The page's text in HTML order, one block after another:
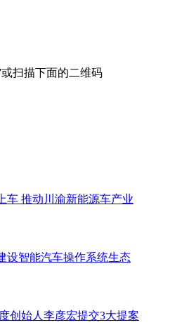
扫描下面的二维码
车 推动川渝新能源车产业
设智能汽车操作系统生态
创始人李彦宏提交3大提案